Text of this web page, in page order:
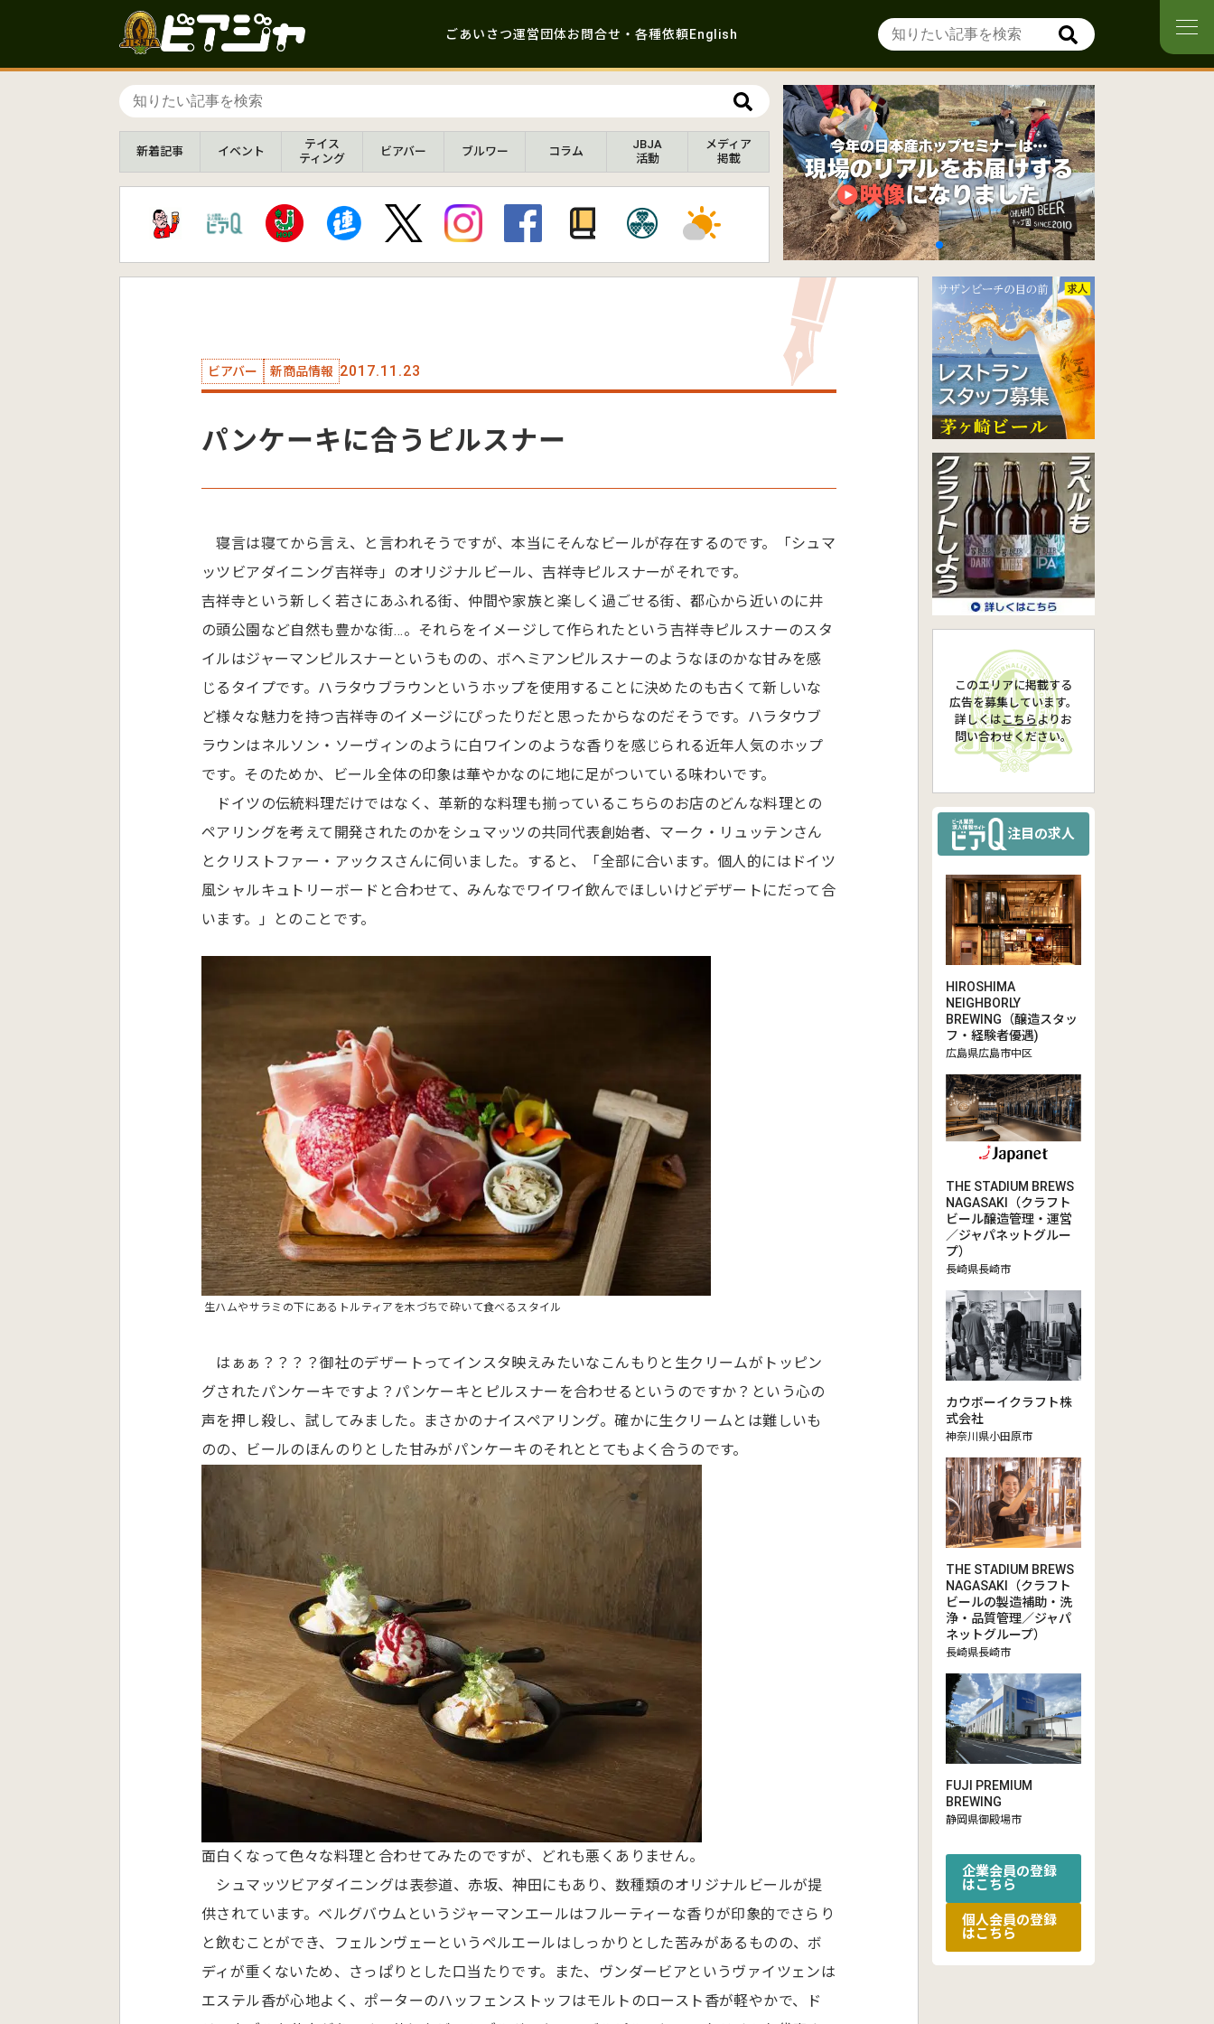
ごあいさつ運営団体お問合せ・各種依頼English
新着記事 イベント
テイス
ティング
ビアバー ブルワー コラム
JBJA
活動
メディア
掲載
ビアバー 新商品情報 2017.11.23
パンケーキに合うピルスナー
寝言は寝てから言え、と言われそうですが、本当にそんなビールが存在するのです。「シュマ
ッツビアダイニング吉祥寺」のオリジナルビール、吉祥寺ピルスナーがそれです。
吉祥寺という新しく若さにあふれる街、仲間や家族と楽しく過ごせる街、都心から近いのに井
の頭公園など自然も豊かな街…。それらをイメージして作られたという吉祥寺ピルスナーのスタ
イルはジャーマンピルスナーというものの、ボヘミアンピルスナーのようなほのかな甘みを感
じるタイプです。ハラタウブラウンというホップを使用することに決めたのも古くて新しいな
ど様々な魅力を持つ吉祥寺のイメージにぴったりだと思ったからなのだそうです。ハラタウブ
ラウンはネルソン・ソーヴィンのように白ワインのような香りを感じられる近年人気のホップ
です。そのためか、ビール全体の印象は華やかなのに地に足がついている味わいです。
ドイツの伝統料理だけではなく、革新的な料理も揃っているこちらのお店のどんな料理との
ペアリングを考えて開発されたのかをシュマッツの共同代表創始者、マーク・リュッテンさん
とクリストファー・アックスさんに伺いました。すると、「全部に合います。個人的にはドイツ
風シャルキュトリーボードと合わせて、みんなでワイワイ飲んでほしいけどデザートにだって合
います。」とのことです。
生ハムやサラミの下にあるトルティアを木づちで砕いて食べるスタイル
はぁぁ？？？？御社のデザートってインスタ映えみたいなこんもりと生クリームがトッピン
グされたパンケーキですよ？パンケーキとピルスナーを合わせるというのですか？という心の
声を押し殺し、試してみました。まさかのナイスペアリング。確かに生クリームとは難しいも
のの、ビールのほんのりとした甘みがパンケーキのそれととてもよく合うのです。
面白くなって色々な料理と合わせてみたのですが、どれも悪くありません。
シュマッツビアダイニングは表参道、赤坂、神田にもあり、数種類のオリジナルビールが提
供されています。ベルグバウムというジャーマンエールはフルーティーな香りが印象的でさらり
と飲むことができ、フェルンヴェーというペルエールはしっかりとした苦みがあるものの、ボ
ディが重くないため、さっぱりとした口当たりです。また、ヴンダービアというヴァイツェンは
エステル香が心地よく、ポーターのハッフェンストッフはモルトのロースト香が軽やかで、ド
このエリアに掲載する
広告を募集しています。
詳しくは こちらより お
問い合わせください。
注目の求人
HIROSHIMA
NEIGHBORLY
BREWING（醸造スタッ
フ・経験者優遇)
広島県広島市中区
THE STADIUM BREWS
NAGASAKI（クラフト
ビール醸造管理・運営
／ジャパネットグルー
プ）
長崎県長崎市
カウボーイクラフト株
式会社
神奈川県小田原市
THE STADIUM BREWS
NAGASAKI（クラフト
ビールの製造補助・洗
浄・品質管理／ジャパ
ネットグループ）
長崎県長崎市
FUJI PREMIUM
BREWING
静岡県御殿場市
企業会員の登録
はこちら
個人会員の登録
はこちら